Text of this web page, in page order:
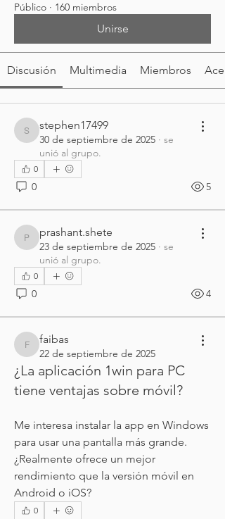
Público · 160 miembros
Unirse
Discusión Multimedia Miembros
stephen17499
stephen17499
30 de septiembre de 2025 · se
unió al grupo.
0
0 5
prashant.shete
prashant.shete
23 de septiembre de 2025 · se
unió al grupo.
0
0 4
faibas
faibas
22 de septiembre de 2025
¿La aplicación 1win para PC
tiene ventajas sobre móvil?
Me interesa instalar la app en Windows
para usar una pantalla más grande.
¿Realmente ofrece un mejor
rendimiento que la versión móvil en
Android o iOS?
0